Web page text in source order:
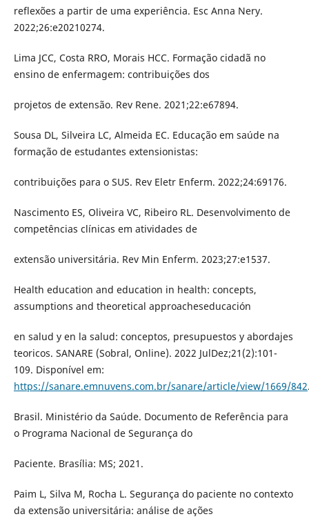
reflexões a partir de uma experiência. Esc Anna Nery.
2022;26:e20210274.
Lima JCC, Costa RRO, Morais HCC. Formação cidadã no
ensino de enfermagem: contribuições dos
projetos de extensão. Rev Rene. 2021;22:e67894.
Sousa DL, Silveira LC, Almeida EC. Educação em saúde na
formação de estudantes extensionistas:
contribuições para o SUS. Rev Eletr Enferm. 2022;24:69176.
Nascimento ES, Oliveira VC, Ribeiro RL. Desenvolvimento de
competências clínicas em atividades de
extensão universitária. Rev Min Enferm. 2023;27:e1537.
Health education and education in health: concepts,
assumptions and theoretical approacheseducación
en salud y en la salud: conceptos, presupuestos y abordajes
teoricos. SANARE (Sobral, Online). 2022 JulDez;21(2):101-
109. Disponível em:
https://sanare.emnuvens.com.br/sanare/article/view/1669/842
Brasil. Ministério da Saúde. Documento de Referência para
o Programa Nacional de Segurança do
Paciente. Brasília: MS; 2021.
Paim L, Silva M, Rocha L. Segurança do paciente no contexto
da extensão universitária: análise de ações